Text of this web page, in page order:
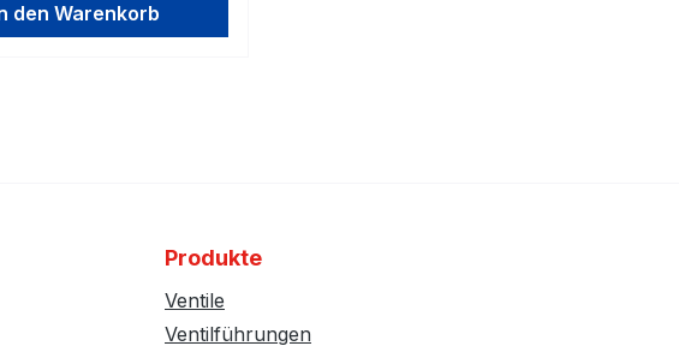
den Warenkorb
Produkte
Ventile
Ventilführungen